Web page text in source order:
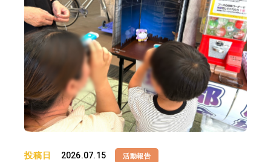
投稿日 2026.07.15 活動報告